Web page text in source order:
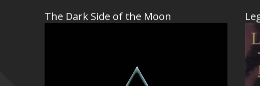
The Dark Side of the Moon